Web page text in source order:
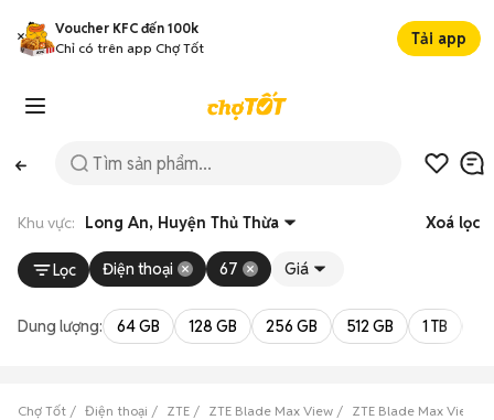
Voucher KFC đến 100k
Chỉ có trên app Chợ Tốt
Tải app
Khu vực: Long An, Huyện Thủ Thừa Xoá lọc
Lọc Điện thoại 67 Giá
Dung lượng: 64 GB 128 GB 256 GB 512 GB 1 TB
Chợ Tốt Điện thoại ZTE ZTE Blade Max View ZTE Blade Max View